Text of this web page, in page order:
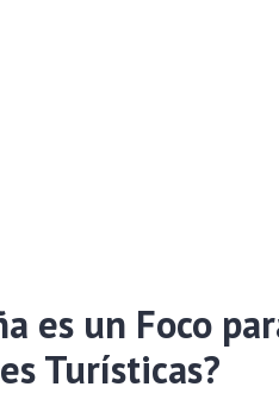
es un Foco
Turísticas?